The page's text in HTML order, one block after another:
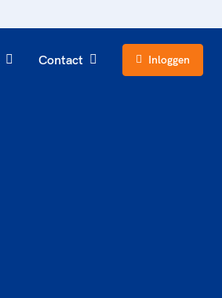
Contact Inloggen